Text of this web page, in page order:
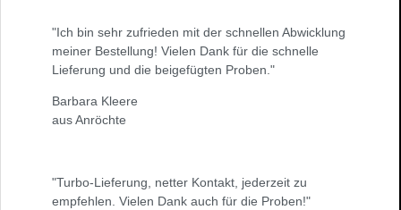
"Ich bin sehr zufrieden mit der schnellen Abwicklung
meiner Bestellung! Vielen Dank für die schnelle
Lieferung und die beigefügten Proben."
Barbara Kleere
aus Anröchte
"Turbo-Lieferung, netter Kontakt, jederzeit zu
empfehlen. Vielen Dank auch für die Proben!"